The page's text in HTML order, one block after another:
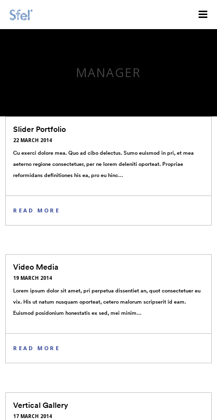
MANAGER
Slider Portfolio
22 MARCH 2014
Cu exerci dolore mea. Quo ad cibo delectus. Sumo euismod in pri, et mea
aeterno regione consectetuer, per ne lorem deleniti oporteat. Propriae
reformidans definitiones his ea, pro eu hinc…
READ MORE
Video Media
19 MARCH 2014
Lorem ipsum dolor sit amet, pri perpetua dissentiet an, quot consectetuer eu
vix. His ut natum nusquam oporteat, cetero malorum scripserit id eam.
Euismod posidonium honestatis ex sed, mei minim…
READ MORE
Vertical Gallery
17 MARCH 2014